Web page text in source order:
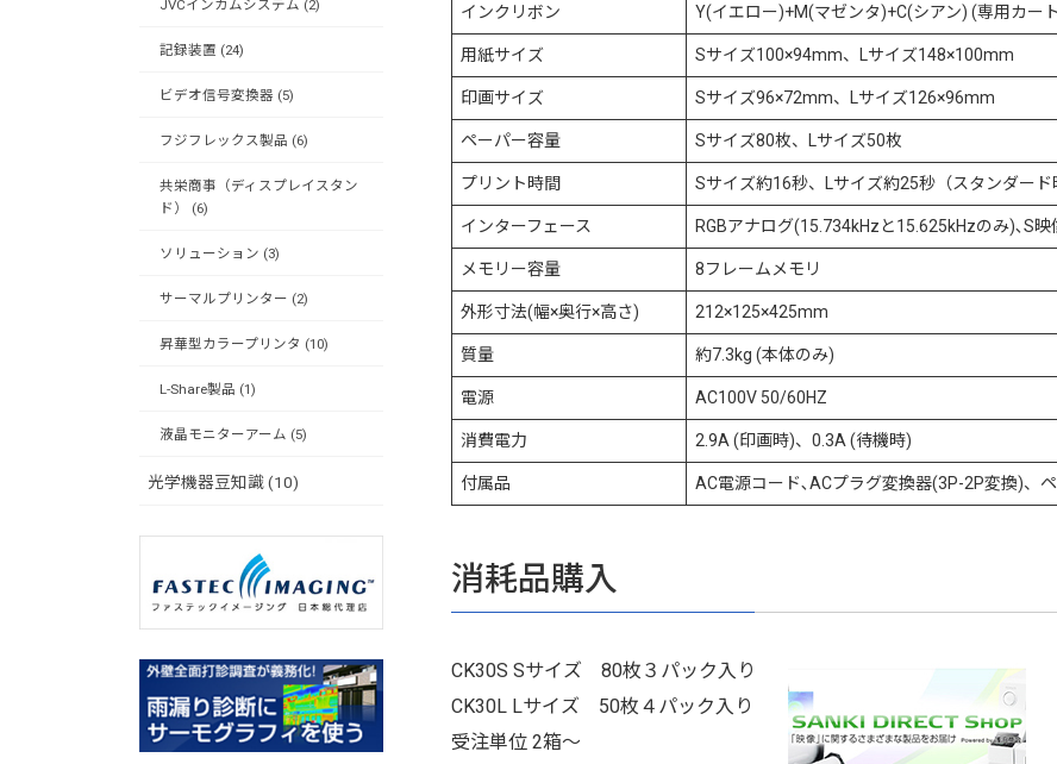
インクリボン Y(イエロー)+M(マゼンタ)+C(シアン) (専用カー
用紙サイズ Sサイズ100×94mm、Lサイズ148×100mm
印画サイズ Sサイズ96×72mm、Lサイズ126×96mm
ペーパー容量 Sサイズ80枚、Lサイズ50枚
プリント時間 Sサイズ約16秒、Lサイズ約25秒（スタンダード
インターフェース RGBアナログ(15.734kHzと15.625kHzのみ)､S
メモリー容量 8フレームメモリ
外形寸法(幅×奥行×高さ) 212×125×425mm
質量 約7.3kg (本体のみ)
電源 AC100V 50/60HZ
消費電力 2.9A (印画時)、0.3A (待機時)
付属品 AC電源コード､ACプラグ変換器(3P-2P変換)、
消耗品購入
CK30S Sサイズ 80枚３パック入り
CK30L Lサイズ 50枚４パック入り
受注単位 2箱～
JVCインカムシステム (2)
記録装置 (24)
ビデオ信号変換器 (5)
フジフレックス製品 (6)
共栄商事（ディスプレイスタン
ド） (6)
ソリューション (3)
サーマルプリンター (2)
昇華型カラープリンタ (10)
L-Share製品 (1)
液晶モニターアーム (5)
光学機器豆知識 (10)